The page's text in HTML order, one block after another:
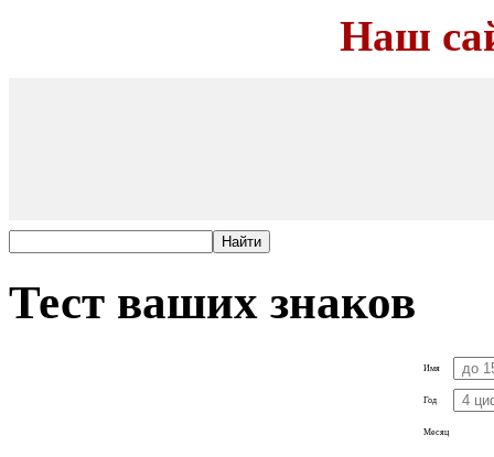
Наш
Тест ваших знаков
Имя
Год
Месяц